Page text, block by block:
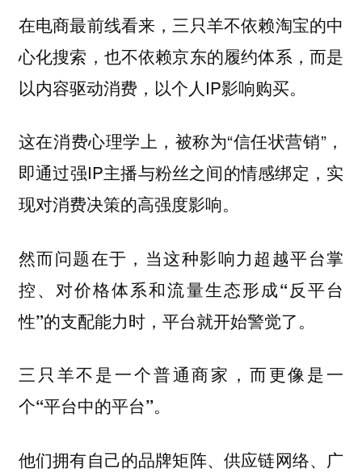
在电商最前线看来，三只羊不依赖淘宝的中
心化搜索，也不依赖京东的履约体系，而是
以内容驱动消费，以个人IP影响购买。
这在消费心理学上，被称为“信任状营销”，
即通过强IP主播与粉丝之间的情感绑定，实
现对消费决策的高强度影响。
然而问题在于，当这种影响力超越平台掌
控、对价格体系和流量生态形成“反平台
性”的支配能力时，平台就开始警觉了。
三只羊不是一个普通商家，而更像是一
个“平台中的平台”。
他们拥有自己的品牌矩阵、供应链网络、广